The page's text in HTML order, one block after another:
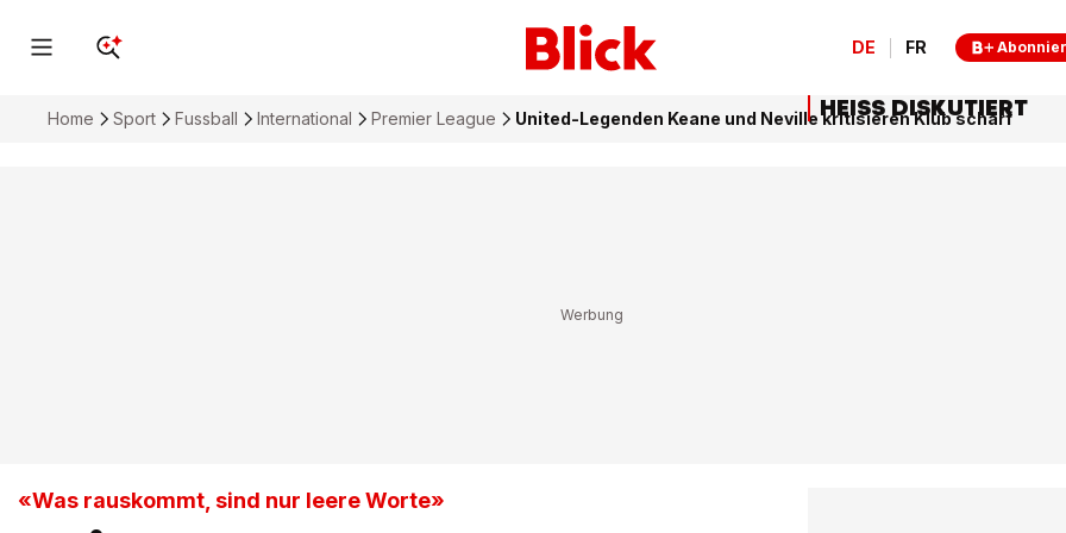
DE FR
Home Sport Fussball International Premier League United-Legenden Keane und Neville kritisieren Klub scharf
«Was rauskommt, sind nur leere Worte»
HEISS DISKUTIERT